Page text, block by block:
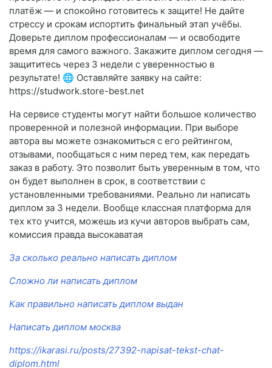
платёж — и спокойно готовитесь к защите! Не дайте
стрессу и срокам испортить финальный этап учёбы.
Доверьте диплом профессионалам — и освободите
время для самого важного. Закажите диплом сегодня —
защититесь через 3 недели с уверенностью в
результате! 🌐 Оставляйте заявку на сайте:
https://studwork.store-best.net
На сервисе студенты могут найти большое количество
проверенной и полезной информации. При выборе
автора вы можете ознакомиться с его рейтингом,
отзывами, пообщаться с ним перед тем, как передать
заказ в работу. Это позволит быть уверенным в том, что
он будет выполнен в срок, в соответствии с
установленными требованиями. Реально ли написать
диплом за 3 недели. Вообще классная платформа для
тех кто учится, можешь из кучи авторов выбрать сам,
комиссия правда высокаватая
За сколько реально написать диплом
Сложно ли написать диплом
Как правильно написать диплом выдан
Написать диплом москва
https://ikarasi.ru/posts/27392-napisat-tekst-chat-
diplom.html